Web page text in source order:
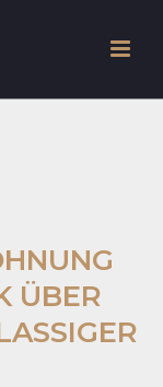
ÜBER